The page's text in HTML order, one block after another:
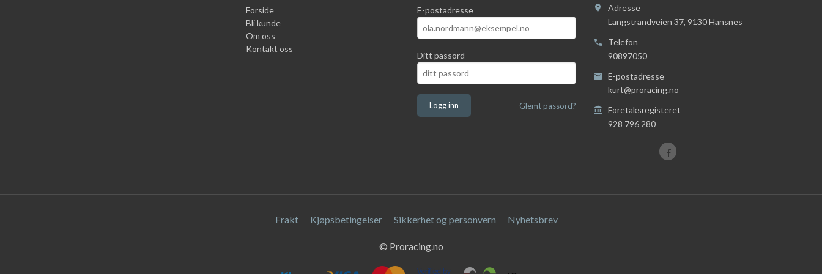
Forside
Bli kunde
Om oss
Kontakt oss
E-postadresse
Ditt passord
Glemt passord?
Adresse
Langstrandveien 37, 9130Hansnes
Telefon
90897050
E-postadresse
kurt@proracing.no
Foretaksregisteret
928 796 280
Frakt Kjøpsbetingelser Sikkerhet og personvern Nyhetsbrev
© Proracing.no